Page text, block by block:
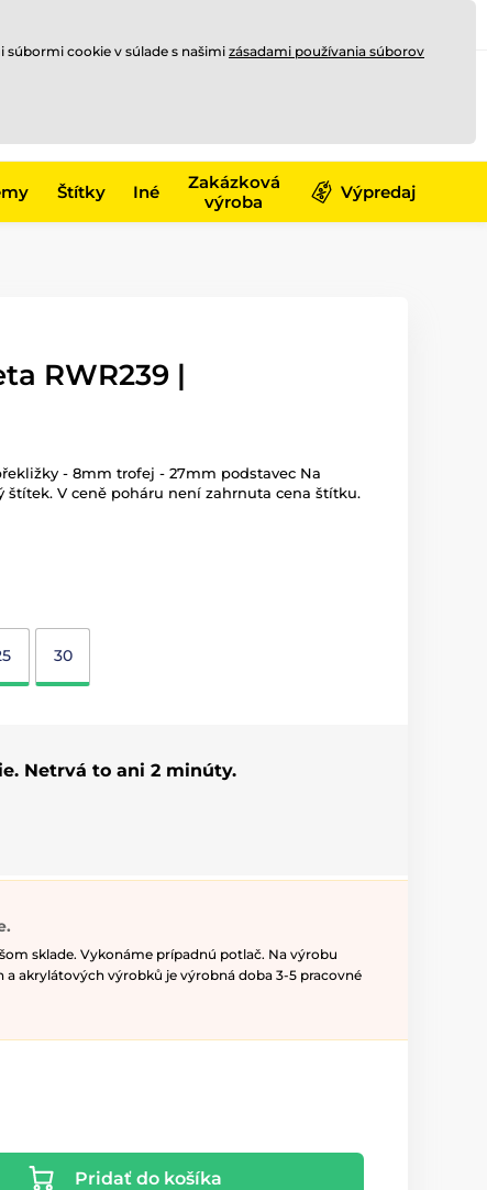
Štítky Iné
Zakázková
výroba
Výpredaj
RWR239 |
- 8mm trofej - 27mm podstavec Na
štítek. V ceně poháru není zahrnuta cena štítku.
30
Netrvá to ani 2 minúty.
sklade. Vykonáme prípadnú potlač. Na výrobu
a akrylátových výrobků je výrobná doba 3-5 pracovné
Pridať do košíka
súbormi cookie v súlade s našimi zásadami používania súborov